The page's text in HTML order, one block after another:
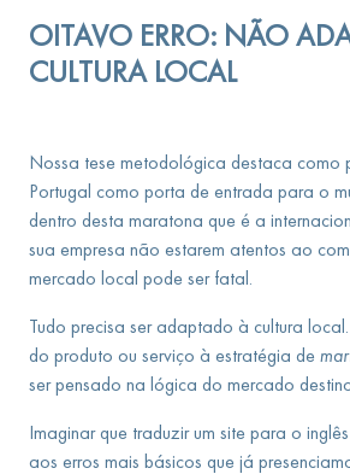
OITAVO ERRO: NÃO
CULTURA LOCAL
Nossa tese metodológica destaca como
Portugal como porta de entrada para o
dentro desta maratona que é a
sua empresa não estarem atentos ao
mercado local pode ser fatal.
Tudo precisa ser adaptado à cultura
do produto ou serviço à estratégia de
ser pensado na lógica do mercado
Imaginar que traduzir um site para o
aos erros mais básicos que já